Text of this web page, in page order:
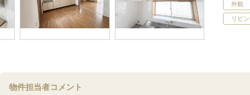
外観
リビ
物件担当者コメント